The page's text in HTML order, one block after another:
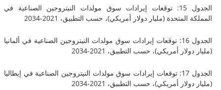
الجدول 15: توقعات إيرادات سوق مولدات النيتروجين الصناعية في
(مليار دولار أمريكي)، حسب التطبيق، 2021-2034
الجدول 16: توقعات إيرادات سوق مولدات النيتروجين الصناعية في ألمانيا
أمريكي)، حسب التطبيق، 2021-2034
الجدول 17: توقعات إيرادات سوق مولدات النيتروجين الصناعية في إيطاليا
أمريكي)، حسب التطبيق، 2021-2034